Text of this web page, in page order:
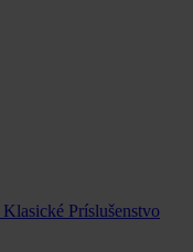
Klasické Príslušenstvo